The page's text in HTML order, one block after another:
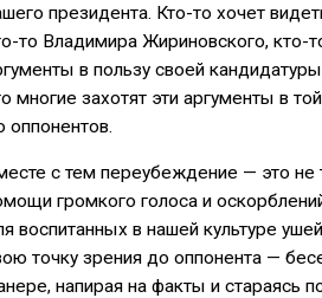
президента. Кто-то хочет
то Владимира Жириновского, кто-
в пользу своей
многие захотят эти аргументы в
оппонентов.
с тем переубеждение — это не
громкого голоса и
воспитанных в нашей культуре
точку зрения до оппонента —
напирая на факты и стараясь